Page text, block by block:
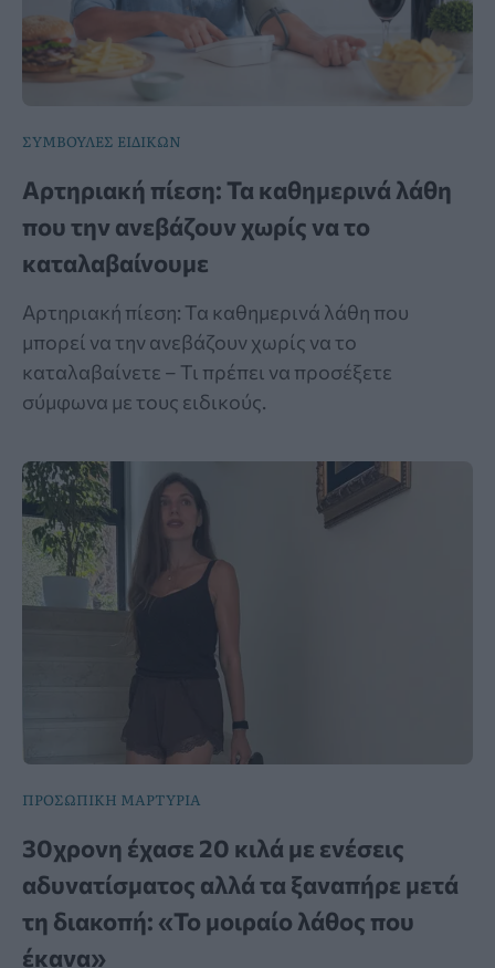
ΣΥΜΒΟΥΛΕΣ ΕΙΔΙΚΩΝ
Αρτηριακή πίεση: Τα καθημερινά λάθη
που την ανεβάζουν χωρίς να το
καταλαβαίνουμε
Αρτηριακή πίεση: Τα καθημερινά λάθη που
μπορεί να την ανεβάζουν χωρίς να το
καταλαβαίνετε – Τι πρέπει να προσέξετε
σύμφωνα με τους ειδικούς.
ΠΡΟΣΩΠΙΚΗ ΜΑΡΤΥΡΙΑ
30χρονη έχασε 20 κιλά με ενέσεις
αδυνατίσματος αλλά τα ξαναπήρε μετά
τη διακοπή: «Το μοιραίο λάθος που
έκανα»